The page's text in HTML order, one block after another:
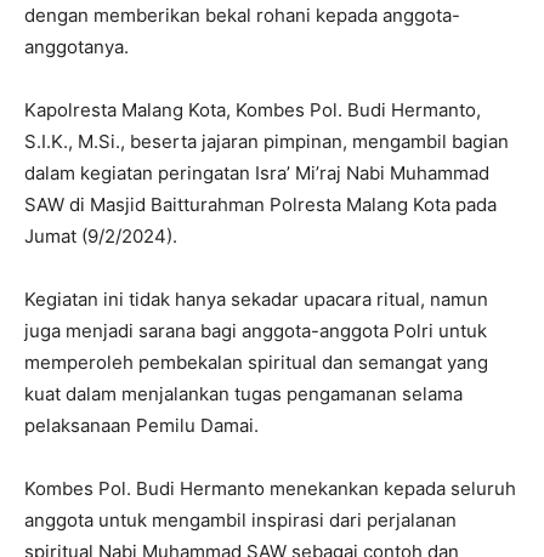
dengan memberikan bekal rohani kepada anggota-
anggotanya.
Kapolresta Malang Kota, Kombes Pol. Budi Hermanto,
S.I.K., M.Si., beserta jajaran pimpinan, mengambil bagian
dalam kegiatan peringatan Isra’ Mi’raj Nabi Muhammad
SAW di Masjid Baitturahman Polresta Malang Kota pada
Jumat (9/2/2024).
Kegiatan ini tidak hanya sekadar upacara ritual, namun
juga menjadi sarana bagi anggota-anggota Polri untuk
memperoleh pembekalan spiritual dan semangat yang
kuat dalam menjalankan tugas pengamanan selama
pelaksanaan Pemilu Damai.
Kombes Pol. Budi Hermanto menekankan kepada seluruh
anggota untuk mengambil inspirasi dari perjalanan
spiritual Nabi Muhammad SAW sebagai contoh dan